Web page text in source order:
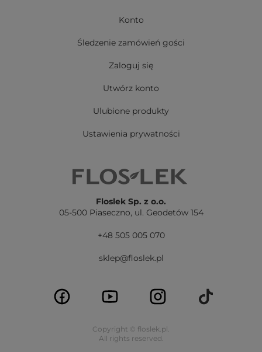
Konto
Śledzenie zamówień gości
Zaloguj się
Utwórz konto
Ulubione produkty
Ustawienia prywatności
Floslek Sp. z o.o.
05-500 Piaseczno, ul. Geodetów 154
+48 505 005 070
sklep@floslek.pl
Copyright © floslek.pl.
All rights reserved.